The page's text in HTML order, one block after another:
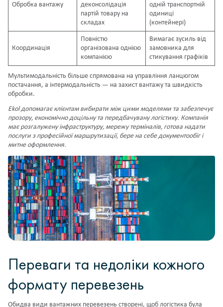
Обробка вантажу
деконсолідація
партій товару на
складах
одній транспортній
одиниці
(контейнері)
Координація
Повністю
організована однією
компанією
Вимагає зусиль від
замовника для
стикування графіків
Мультимодальність більше спрямована на управління ланцюгом
постачання, а інтермодальність — на захист вантажу та швидкість
обробки.
Ekol допомагає клієнтам вибирати між цими моделями та забезпечує
прозору, економічно доцільну та передбачувану логістику. Компанія
має розгалужену інфраструктуру, мережу терміналів, готова надати
послуги з професійної маршрутизації, бере на себедокументообігі
митне оформлення.
Переваги та недоліки кожного
формату перевезень
Обидва види вантажних перевезень створені, щоб логістика була